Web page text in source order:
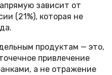
зависит от
(21%), которая не
продуктам — это,
привлечение
а не отражение